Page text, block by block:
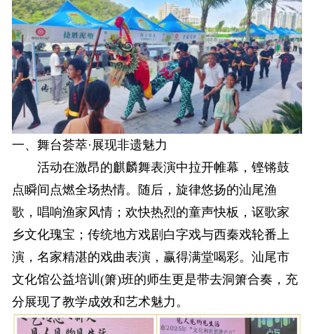
一、舞台荟萃·展现非遗魅力
活动在激昂的麒麟舞表演中拉开帷幕，铿锵鼓
点瞬间点燃全场热情。随后，旋律悠扬的汕尾渔
歌，唱响渔家风情；欢快热烈的童声快板，讴歌家
乡文化瑰宝；传统地方戏剧白字戏与西秦戏轮番上
演，名家精湛的戏曲表演，赢得满堂喝彩。汕尾市
文化馆公益培训(箫)班的师生更是带去洞箫合奏，充
分展现了教学成效和艺术魅力。